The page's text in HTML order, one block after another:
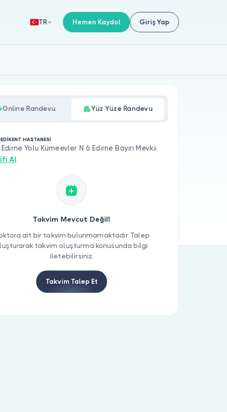
TR Hemen Kaydol Giriş Yap
Online Randevu Yüz Yüze Randevu
HASTANESİ
Yolu Kümeevler N 6 Edirne Bayırı Mevkii
Al
Takvim Mevcut Değil!
ait bir takvim bulunmamaktadır. Talep
takvim oluşturma konusunda bilgi
iletebilirsiniz.
Takvim Talep Et